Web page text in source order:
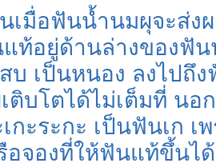
เมื่อฟันน้ำนมผุจะส่ง
ท้อยู่ด้านล่างของฟั
สบ เป็นหนอง ลงไปถึ
ติบโตได้ไม่เต็มที่ น
กะระกะ เป็นฟันเก เ
จองที่ให้ฟันแท้ขึ้นไ